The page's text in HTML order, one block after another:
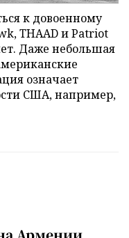
к довоенному
THAAD и Patriot
Даже небольшая
означает
США, например,
Армении